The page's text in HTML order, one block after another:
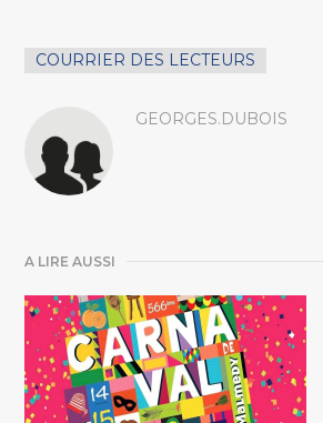
COURRIER DES LECTEURS
GEORGES.DUBOIS
A LIRE AUSSI